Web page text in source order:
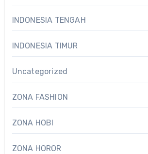
INDONESIA TENGAH
INDONESIA TIMUR
Uncategorized
ZONA FASHION
ZONA HOBI
ZONA HOROR